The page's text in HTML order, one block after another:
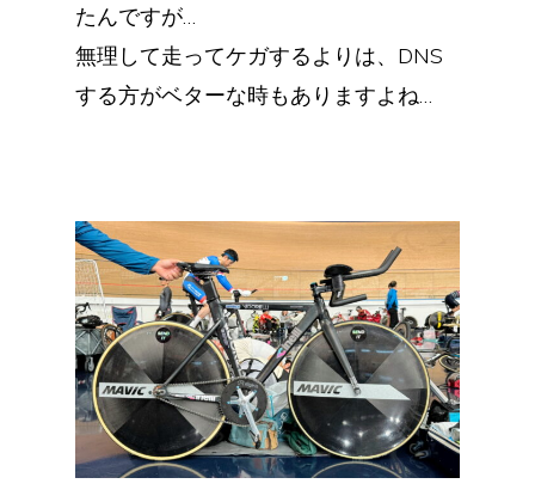
たんですが…
無理して走ってケガするよりは、DNS
する方がベターな時もありますよね…